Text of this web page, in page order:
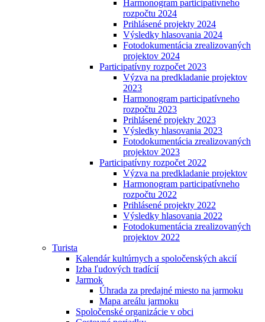
Harmonogram participatívneho
rozpočtu 2024
Prihlásené projekty 2024
Výsledky hlasovania 2024
Fotodokumentácia zrealizovaných
projektov 2024
Participatívny rozpočet 2023
Výzva na predkladanie projektov
2023
Harmonogram participatívneho
rozpočtu 2023
Prihlásené projekty 2023
Výsledky hlasovania 2023
Fotodokumentácia zrealizovaných
projektov 2023
Participatívny rozpočet 2022
Výzva na predkladanie projektov
Harmonogram participatívneho
rozpočtu 2022
Prihlásené projekty 2022
Výsledky hlasovania 2022
Fotodokumentácia zrealizovaných
projektov 2022
Turista
Kalendár kultúrnych a spoločenských akcií
Izba ľudových tradícií
Jarmok
Úhrada za predajné miesto na jarmoku
Mapa areálu jarmoku
Spoločenské organizácie v obci